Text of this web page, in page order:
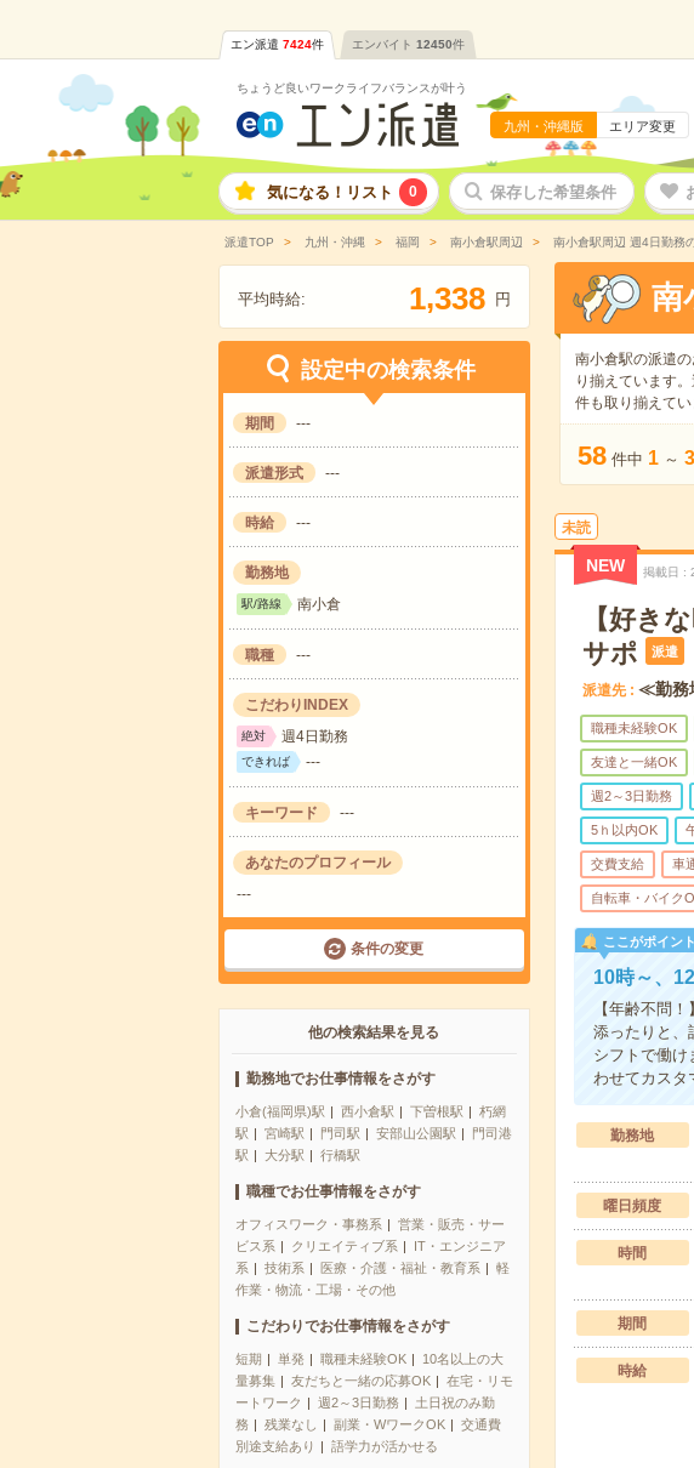
エン派遣 7424件 エンバイト 12450件
ちょうど良いワークライフバランスが叶う
九州・沖縄版 エリア変更
気になる！リスト 0 保存した希望条件
派遣TOP 九州・沖縄 福岡 南小倉駅周辺 南小倉駅周辺 週4日勤務
平均時給: 1,338 円
設定中の検索条件
期間 ---
派遣形式 ---
時給 ---
勤務地
駅/路線 南小倉
職種 ---
こだわりINDEX
絶対 週4日勤務
できれば ---
キーワード ---
あなたのプロフィール
---
条件の変更
他の検索結果を見る
勤務地でお仕事情報をさがす
小倉(福岡県)駅 西小倉駅 下曽根駅
朽網
駅
宮崎駅 門司駅 安部山公園駅
門司港
駅
大分駅 行橋駅
職種でお仕事情報をさがす
オフィスワーク・事務系
営業・販売・サー
ビス系
クリエイティブ系
IT・エンジニア
系
技術系 医療・介護・福祉・教育系
軽
作業・物流・工場・その他
こだわりでお仕事情報をさがす
短期 単発 職種未経験OK
10名以上の大
量募集
友だちと一緒の応募OK
在宅・リモ
ートワーク
週2～3日勤務
土日祝のみ勤
務
残業なし 副業・WワークOK
交通費
別途支給あり
語学力が活かせる
南
南小倉駅の派遣の
り揃えています
件も取り揃えてい
58 件中 1 ～
未読
NEW 掲載日
【好き
サポ
派遣
派遣先 ≪勤務
職種未経験OK
友達と一緒OK
週2～3日勤務
5ｈ以内OK
交費支給 車
自転車・バイク
ここがポイン
10時～、
【年齢不問
添ったりと、
シフトで働け
わせてカスタ
勤務地
曜日頻度
時間
期間
時給